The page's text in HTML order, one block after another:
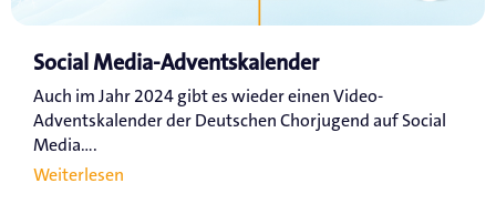
Social Media-Adventskalender
Auch im Jahr 2024 gibt es wieder einen Video-
Adventskalender der Deutschen Chorjugend auf Social
Media....
Weiterlesen